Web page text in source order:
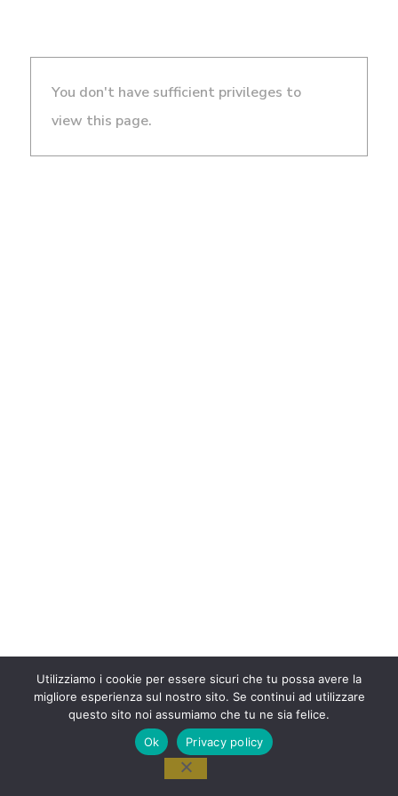
You don't have sufficient privileges to
view this page.
Utilizziamo i cookie per essere sicuri che tu possa avere la
migliore esperienza sul nostro sito. Se continui ad utilizzare
questo sito noi assumiamo che tu ne sia felice.
Ok
Privacy policy